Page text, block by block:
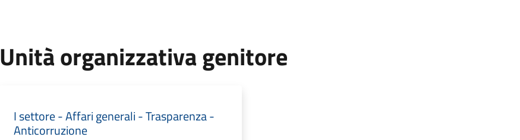
Unità organizzativa genitore
I settore - Affari generali - Trasparenza -
Anticorruzione